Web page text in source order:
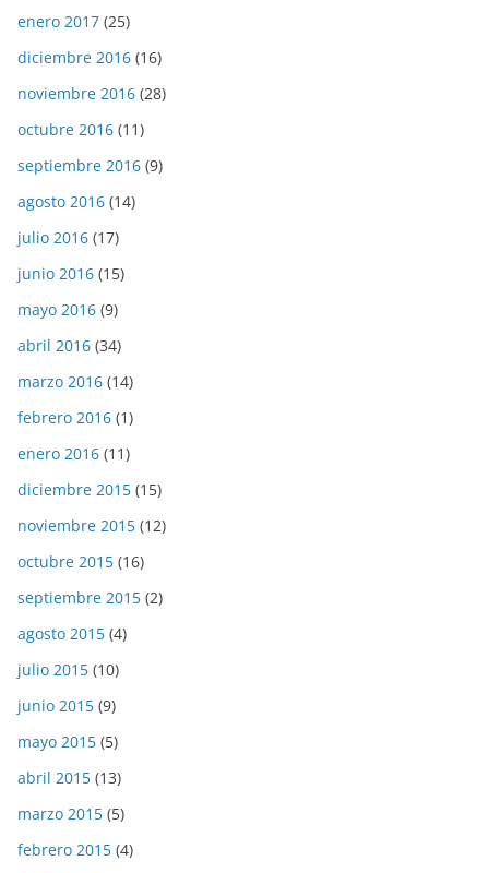
enero 2017 (25)
diciembre 2016 (16)
noviembre 2016 (28)
octubre 2016 (11)
septiembre 2016 (9)
agosto 2016 (14)
julio 2016 (17)
junio 2016 (15)
mayo 2016 (9)
abril 2016 (34)
marzo 2016 (14)
febrero 2016 (1)
enero 2016 (11)
diciembre 2015 (15)
noviembre 2015 (12)
octubre 2015 (16)
septiembre 2015 (2)
agosto 2015 (4)
julio 2015 (10)
junio 2015 (9)
mayo 2015 (5)
abril 2015 (13)
marzo 2015 (5)
febrero 2015 (4)